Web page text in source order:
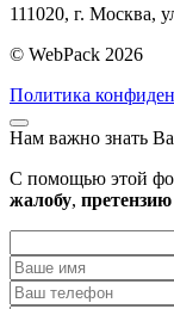
111020, г. Москва,
© WebPack 2026
Политика
Нам важно знать
С помощью этой
жалобу, претензию